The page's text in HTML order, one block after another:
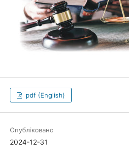
pdf (English)
Опубліковано
2024-12-31